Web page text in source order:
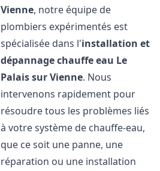
Vienne, notre équipe de
plombiers expérimentés est
spécialisée dans l'installation et
dépannage chauffe eau Le
Palais sur Vienne. Nous
intervenons rapidement pour
résoudre tous les problèmes liés
à votre système de chauffe-eau,
que ce soit une panne, une
réparation ou une installation